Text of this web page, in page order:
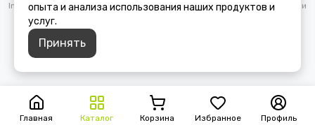
Instagram — проект Meta Platforms Inc., деятельность которой в России
Главная Каталог Корзина Избранное Профиль
опыта и анализа использования наших продуктов и
услуг.
Принять